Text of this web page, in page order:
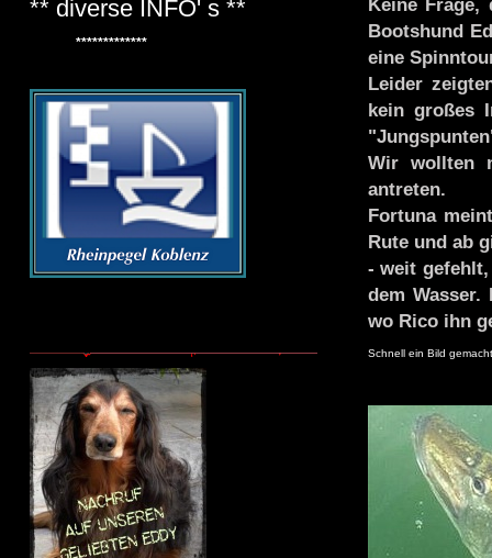
** diverse INFO' s **
*************
Keine Frage,
Bootshund
eine
Leider
kein großes
Wir wollten
antreten.
Fortuna
Rute und ab
- weit
dem
wo Rico ihn
Schnell ein Bild